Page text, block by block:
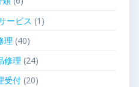
ービス (1)
理 (40)
修理 (24)
受付(20)